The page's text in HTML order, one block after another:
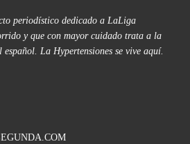
periodístico dedicado a LaLiga
y que con mayor cuidado trata a la
La Hypertensiones se vive aquí.